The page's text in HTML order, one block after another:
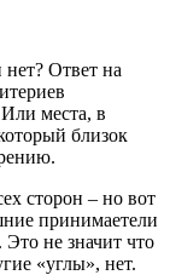
Ответ на
места, в
близок
сторон – но вот
принимаетели
не значит что
«углы», нет.